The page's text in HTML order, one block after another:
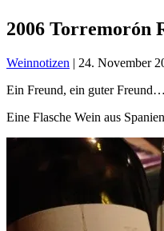
2006 Torremorón
Weinnotizen | 24. November
Ein Freund, ein guter Freund…
Eine Flasche Wein aus